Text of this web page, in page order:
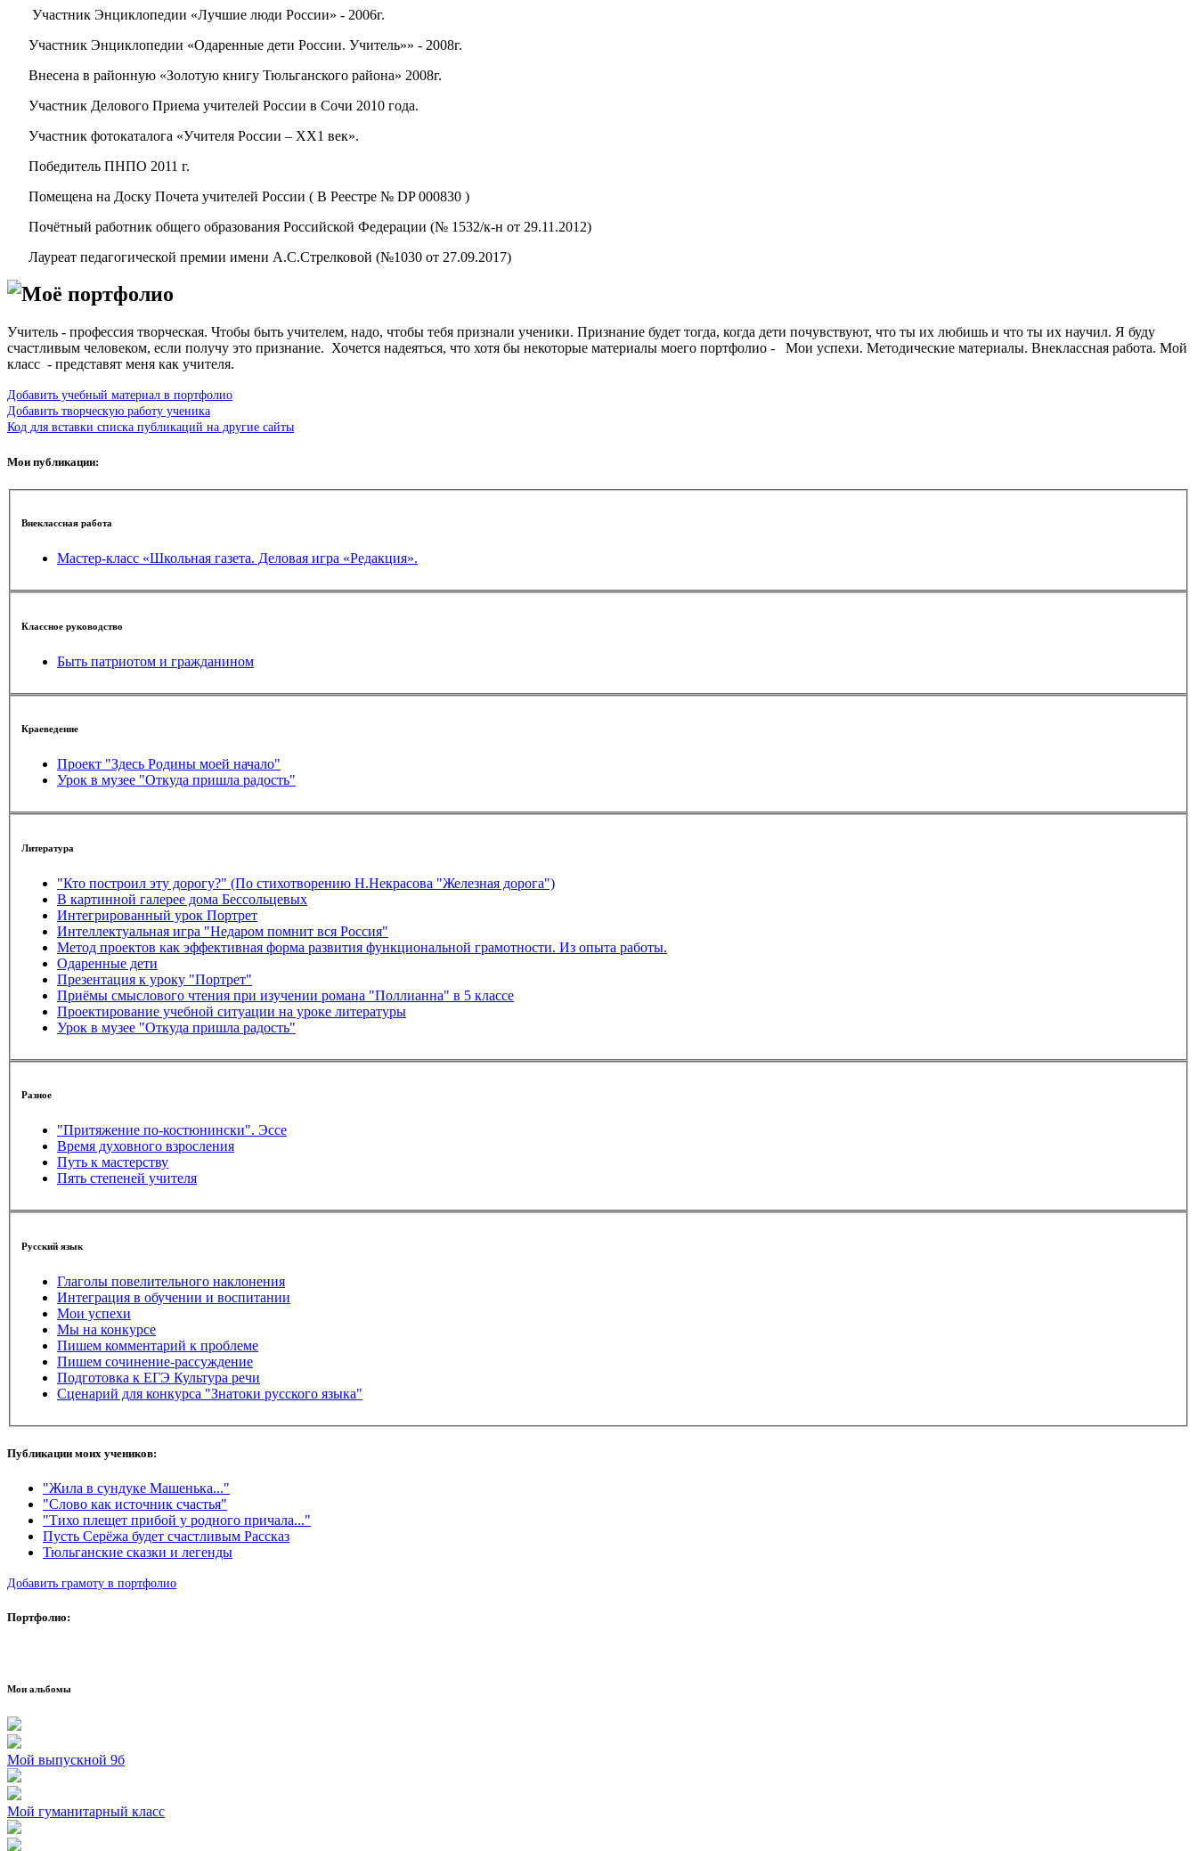
Участник Энциклопедии «Лучшие люди России» - 2006г.
Участник Энциклопедии «Одаренные дети России. Учитель»» - 2008г.
Внесена в районную «Золотую книгу Тюльганского района» 2008г.
Участник Делового Приема учителей России в Сочи 2010 года.
Участник фотокаталога «Учителя России – ХХ1 век».
Победитель ПНПО 2011 г.
Помещена на Доску Почета учителей России ( В Реестре № DP 000830 )
Почётный работник общего образования Российской Федерации (№ 1532/к-н от 29.11.2012)
Лауреат педагогической премии имени А.С.Стрелковой (№1030 от 27.09.2017)
Моё портфолио
Учитель - профессия творческая. Чтобы быть учителем, надо, чтобы тебя признали ученики. Признание будет тогда, когда дети почувствуют, что ты их любишь и что ты их научил. Я буду
счастливым человеком, если получу это признание. Хочется надеяться, что хотя бы некоторые материалы моего портфолио - Мои успехи. Методические материалы. Внеклассная работа. Мой
класс - представят меня как учителя.
Добавить учебный материал в портфолио
Добавить творческую работу ученика
Код для вставки списка публикаций на другие сайты
Мои публикации:
Внеклассная работа
Мастер-класс «Школьная газета. Деловая игра «Редакция».
Классное руководство
Быть патриотом и гражданином
Краеведение
Проект "Здесь Родины моей начало"
Урок в музее "Откуда пришла радость"
Литература
"Кто построил эту дорогу?" (По стихотворению Н.Некрасова "Железная дорога")
В картинной галерее дома Бессольцевых
Интегрированный урок Портрет
Интеллектуальная игра "Недаром помнит вся Россия"
Метод проектов как эффективная форма развития функциональной грамотности. Из опыта работы.
Одаренные дети
Презентация к уроку "Портрет"
Приёмы смыслового чтения при изучении романа "Поллианна" в 5 классе
Проектирование учебной ситуации на уроке литературы
Урок в музее "Откуда пришла радость"
Разное
"Притяжение по-костюнински". Эссе
Время духовного взросления
Путь к мастерству
Пять степеней учителя
Русский язык
Глаголы повелительного наклонения
Интеграция в обучении и воспитании
Мои успехи
Мы на конкурсе
Пишем комментарий к проблеме
Пишем сочинение-рассуждение
Подготовка к ЕГЭ Культура речи
Сценарий для конкурса "Знатоки русского языка"
Публикации моих учеников:
"Жила в сундуке Машенька..."
"Слово как источник счастья"
"Тихо плещет прибой у родного причала..."
Пусть Серёжа будет счастливым Рассказ
Тюльганские сказки и легенды
Добавить грамоту в портфолио
Портфолио:
Мои альбомы
Мой выпускной 9б
Мой гуманитарный класс